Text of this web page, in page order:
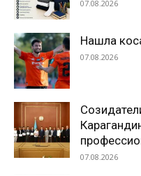
07.08.2026
Нашла
07.08.2026
07.08.2026